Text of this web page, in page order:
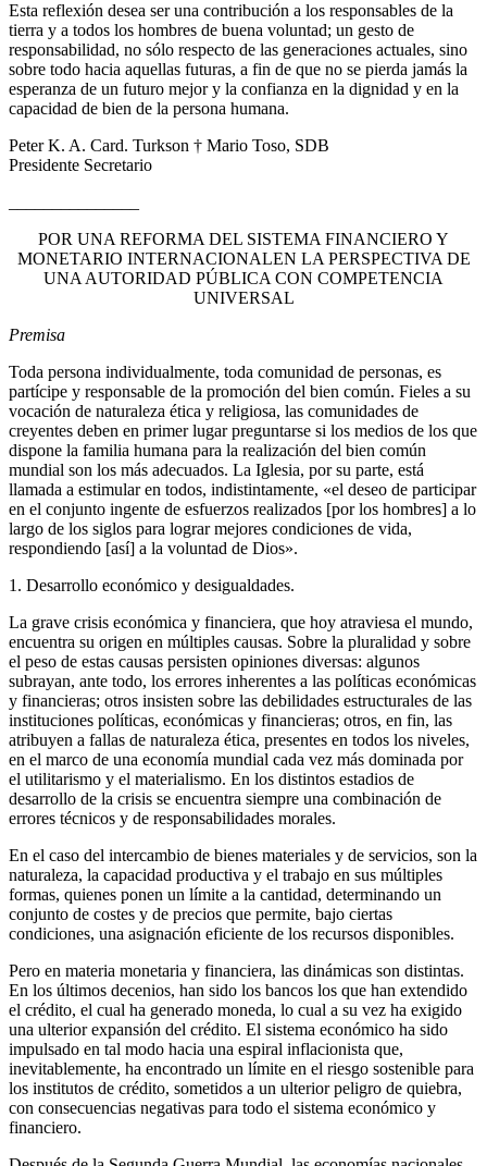
Esta reflexión desea ser una contribución a los responsables de la
tierra y a todos los hombres de buena voluntad; un gesto de
responsabilidad, no sólo respecto de las generaciones actuales, sino
sobre todo hacia aquellas futuras, a fin de que no se pierda jamás la
esperanza de un futuro mejor y la confianza en la dignidad y en la
capacidad de bien de la persona humana.
Peter K. A. Card. Turkson † Mario Toso, SDB
Presidente Secretario
POR UNA REFORMA DEL SISTEMA FINANCIERO Y
MONETARIO INTERNACIONALEN LA PERSPECTIVA DE
UNA AUTORIDAD PÚBLICA CON COMPETENCIA
UNIVERSAL
Premisa
Toda persona individualmente, toda comunidad de personas, es
partícipe y responsable de la promoción del bien común. Fieles a su
vocación de naturaleza ética y religiosa, las comunidades de
creyentes deben en primer lugar preguntarse si los medios de los que
dispone la familia humana para la realización del bien común
mundial son los más adecuados. La Iglesia, por su parte, está
llamada a estimular en todos, indistintamente, «el deseo de participar
en el conjunto ingente de esfuerzos realizados [por los hombres] a lo
largo de los siglos para lograr mejores condiciones de vida,
respondiendo [así] a la voluntad de Dios».
1. Desarrollo económico y desigualdades.
La grave crisis económica y financiera, que hoy atraviesa el mundo,
encuentra su origen en múltiples causas. Sobre la pluralidad y sobre
el peso de estas causas persisten opiniones diversas: algunos
subrayan, ante todo, los errores inherentes a las políticas económicas
y financieras; otros insisten sobre las debilidades estructurales de las
instituciones políticas, económicas y financieras; otros, en fin, las
atribuyen a fallas de naturaleza ética, presentes en todos los niveles,
en el marco de una economía mundial cada vez más dominada por
el utilitarismo y el materialismo. En los distintos estadios de
desarrollo de la crisis se encuentra siempre una combinación de
errores técnicos y de responsabilidades morales.
En el caso del intercambio de bienes materiales y de servicios, son la
naturaleza, la capacidad productiva y el trabajo en sus múltiples
formas, quienes ponen un límite a la cantidad, determinando un
conjunto de costes y de precios que permite, bajo ciertas
condiciones, una asignación eficiente de los recursos disponibles.
Pero en materia monetaria y financiera, las dinámicas son distintas.
En los últimos decenios, han sido los bancos los que han extendido
el crédito, el cual ha generado moneda, lo cual a su vez ha exigido
una ulterior expansión del crédito. El sistema económico ha sido
impulsado en tal modo hacia una espiral inflacionista que,
inevitablemente, ha encontrado un límite en el riesgo sostenible para
los institutos de crédito, sometidos a un ulterior peligro de quiebra,
con consecuencias negativas para todo el sistema económico y
financiero.